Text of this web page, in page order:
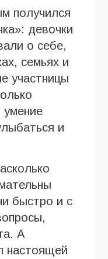
получился
девочки
о себе,
семьях и
участницы
умение
и
быстро и с
А
настоящей